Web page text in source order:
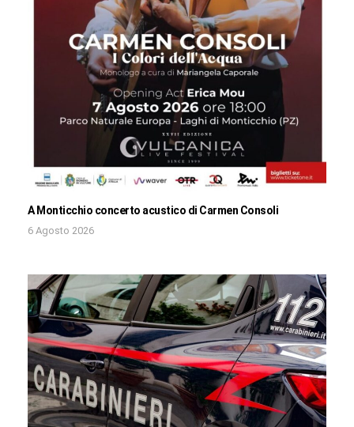
A Monticchio concerto acustico di Carmen Consoli
6 Agosto 2026